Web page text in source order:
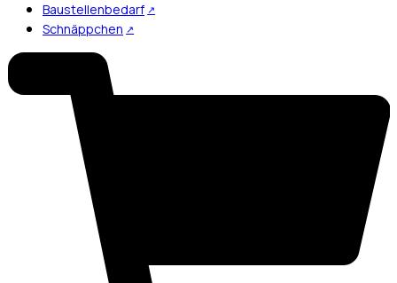
Baustellenbedarf
Schnäppchen